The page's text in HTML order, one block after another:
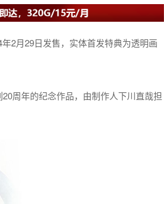
2月29日发售，实体首发特典为透明画
周年的纪念作品，由制作人下川直哉担